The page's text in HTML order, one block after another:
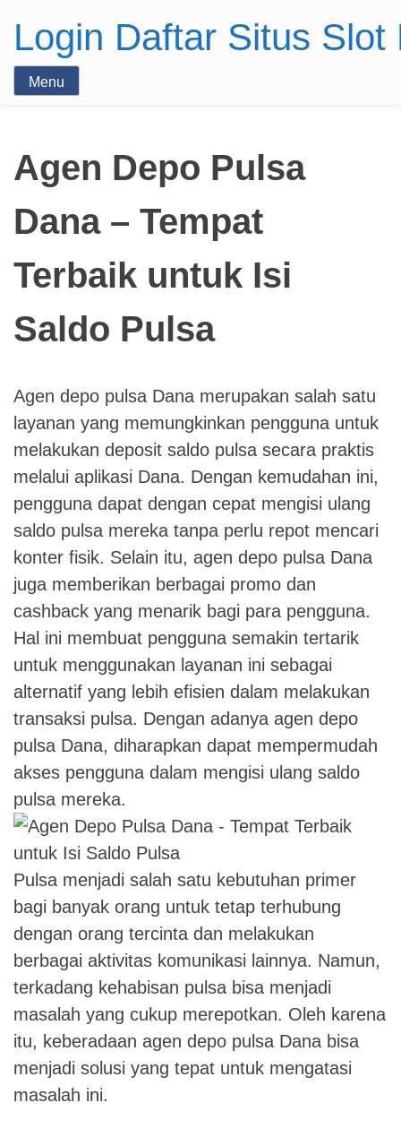
Login Daftar Situs Slot
Menu
Agen Depo Pulsa
Dana – Tempat
Terbaik untuk Isi
Saldo Pulsa
Agen depo pulsa Dana merupakan salah satu
layanan yang memungkinkan pengguna untuk
melakukan deposit saldo pulsa secara praktis
melalui aplikasi Dana. Dengan kemudahan ini,
pengguna dapat dengan cepat mengisi ulang
saldo pulsa mereka tanpa perlu repot mencari
konter fisik. Selain itu, agen depo pulsa Dana
juga memberikan berbagai promo dan
cashback yang menarik bagi para pengguna.
Hal ini membuat pengguna semakin tertarik
untuk menggunakan layanan ini sebagai
alternatif yang lebih efisien dalam melakukan
transaksi pulsa. Dengan adanya agen depo
pulsa Dana, diharapkan dapat mempermudah
akses pengguna dalam mengisi ulang saldo
pulsa mereka.
Pulsa menjadi salah satu kebutuhan primer
bagi banyak orang untuk tetap terhubung
dengan orang tercinta dan melakukan
berbagai aktivitas komunikasi lainnya. Namun,
terkadang kehabisan pulsa bisa menjadi
masalah yang cukup merepotkan. Oleh karena
itu, keberadaan agen depo pulsa Dana bisa
menjadi solusi yang tepat untuk mengatasi
masalah ini.